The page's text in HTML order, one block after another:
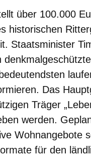
über 100.000
historischen
Staatsminister
Das
Träger
werden.
Wohnangebote
für den